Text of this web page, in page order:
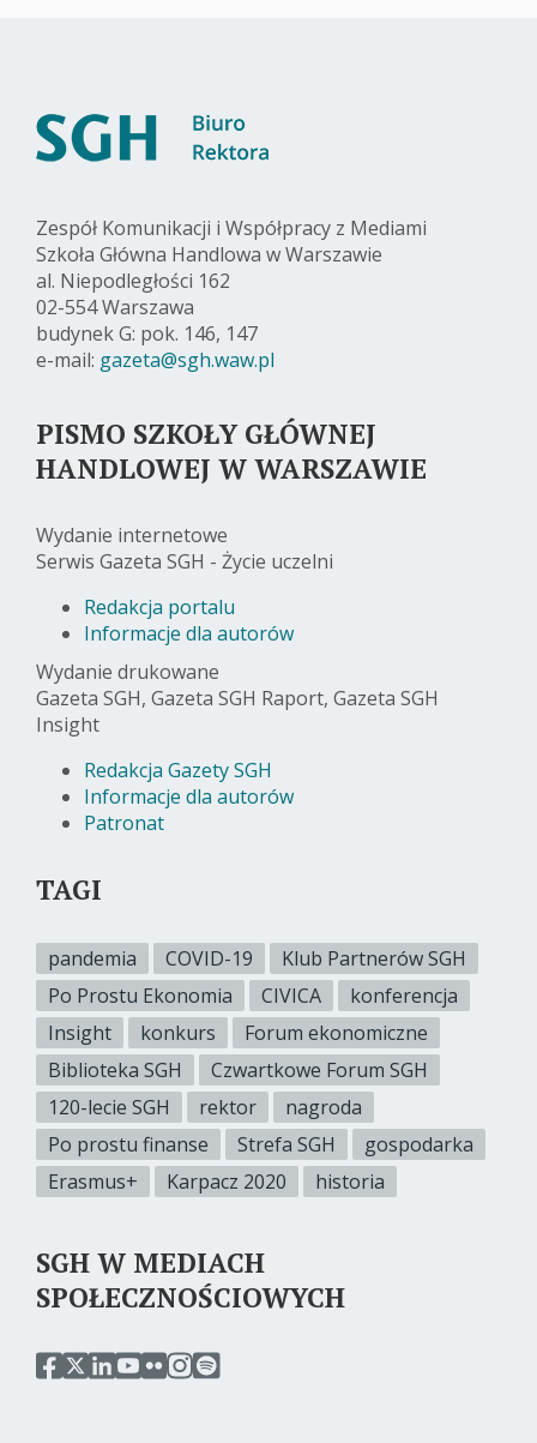
Zespół Komunikacji i Współpracy z Mediami
Szkoła Główna Handlowa w Warszawie
al. Niepodległości 162
02-554 Warszawa
budynek G: pok. 146, 147
e-mail: gazeta@sgh.waw.pl
PISMO SZKOŁY GŁÓWNEJ
HANDLOWEJ W WARSZAWIE
Wydanie internetowe
Serwis Gazeta SGH - Życie uczelni
Redakcja portalu
Informacje dla autorów
Wydanie drukowane
Gazeta SGH, Gazeta SGH Raport, Gazeta SGH
Insight
Redakcja Gazety SGH
Informacje dla autorów
Patronat
TAGI
pandemia COVID-19
Klub Partnerów SGH
Po Prostu Ekonomia
CIVICA
konferencja
Insight
konkurs
Forum ekonomiczne
Biblioteka SGH
Czwartkowe Forum SGH
120-lecie SGH
rektor
nagroda
Po prostu finanse
Strefa SGH
gospodarka
Erasmus+
Karpacz 2020 historia
SGH W MEDIACH
SPOŁECZNOŚCIOWYCH
przejdź
przejdź
przejdź
przejdź
przejdź
przejdźprzejdź